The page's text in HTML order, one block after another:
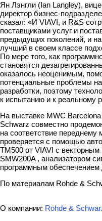
Ян Лэнгли (Ian Langley),
директор бизнес-
сказал: «И VIAVI, и R&S
поставщиками услуг и
предыдущих поколений, и
лучший в своем классе
По мере того, как
становятся
оказалось неоценимым,
потенциальные проблемы
разработки, поэтому
к испытанию и к реальному
На выставке MWC
Schwarz совместно
на соответствие
проверяется с помощью
TM500 от VIAVI с векторным
SMW200A , анализатором
программным обеспечением
По материалам Rohde &
О компании: Rohde &